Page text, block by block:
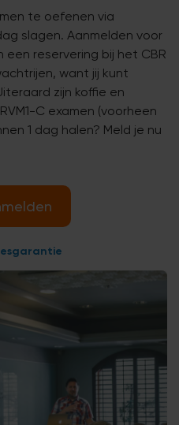
te oefenen via
slagen. Aanmelden voor
een reservering bij het CBR
want jij kunt
zijn koffie en
C examen (voorheen
1 dag halen? Meld je nu